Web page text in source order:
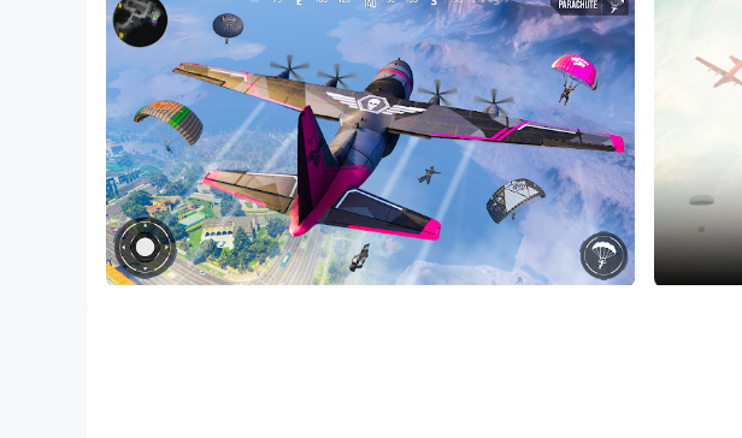
歡迎來到最好的動作類fps射擊遊戲，在這裡您將可以進行無限的狙擊和
您最喜歡的2020年戰爭遊戲。您必須完成所有任務，才能成為世界上最
您的空閒時間。現在可以從Google Play商店下載新遊戲，讓您的
免費射擊遊戲是最好的前線軍隊遊戲。使用槍支射擊技能，並在遭遇射
正的突擊隊射擊將在2020年免費遊戲中滿足您的整個射擊熱潮。在fps突
的恐怖分子敵人是不正常的，他們也經過全面訓練，可以與任何反擊特